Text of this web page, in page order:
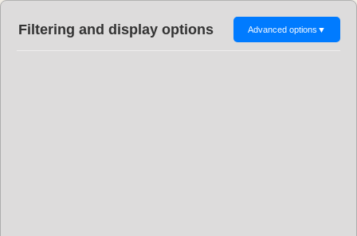
Filtering and display options Advanced options ▼